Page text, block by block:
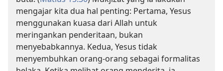
mengajar kita dua hal penting: Pertama, Yesus
menggunakan kuasa dari Allah untuk
meringankan penderitaan, bukan
menyebabkannya. Kedua, Yesus tidak
menyembuhkan orang-orang sebagai formalitas